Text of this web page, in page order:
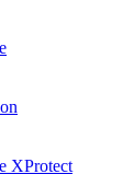
XProtect